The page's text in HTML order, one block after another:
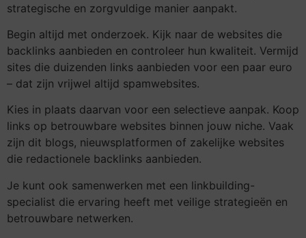
strategische en zorgvuldige manier aanpakt.
Begin altijd met onderzoek. Kijk naar de websites die
backlinks aanbieden en controleer hun kwaliteit. Vermijd
sites die duizenden links aanbieden voor een paar euro
– dat zijn vrijwel altijd spamwebsites.
Kies in plaats daarvan voor een selectieve aanpak. Koop
links op betrouwbare websites binnen jouw niche. Vaak
zijn dit blogs, nieuwsplatformen of zakelijke websites
die redactionele backlinks aanbieden.
Je kunt ook samenwerken met een linkbuilding-
specialist die ervaring heeft met veilige strategieën en
betrouwbare netwerken.